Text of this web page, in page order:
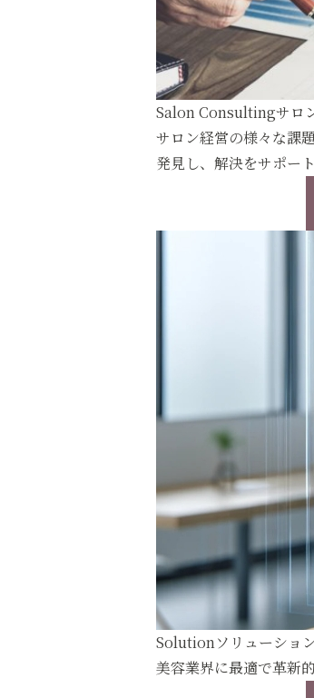
Salon Consultingサロ
サロン経営の様々な課
発見し、解決をサポート
Solution ソリューショ
美容業界に最適で革新